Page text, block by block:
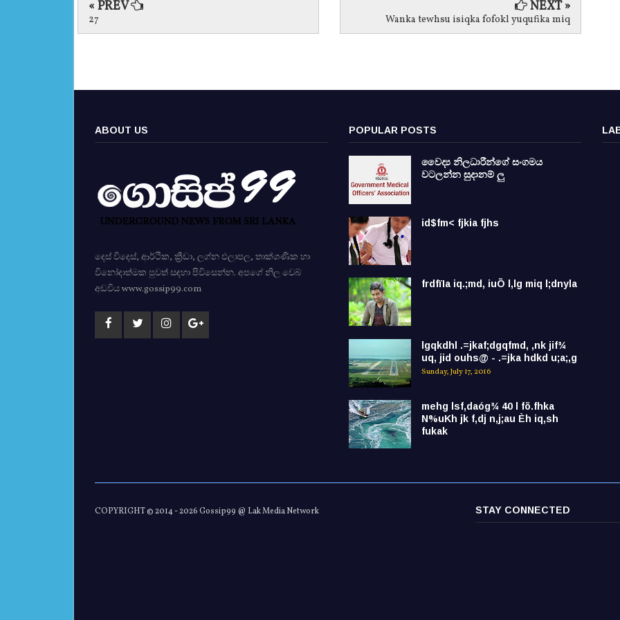
« PREV
27
NEXT »
Wanka tewhsu isiqka fofokl yuqufika miq
ABOUT US
දෙස් විදෙස්, ආර්ථික, ක්‍රීඩා, ලග්න ඵලාපල, තාක්ශණික හා
විනෝදාත්මක පුවත් සඳහා පිවිසෙන්න. අපගේ නිල වෙබ්
අඩවිය www.gossip99.com
POPULAR POSTS
වෛද්‍ය නිලධාරීන්ගේ සංගමය
වටලන්න සුදානම් ලු
id$fm< fjkia fjhs
frdfïIa iq.;md, iuÕ l,lg miq l;dnyla
lgqkdhl .=jkaf;dgqfmd, ,nk jif¾
uq, jid ouhs@ - .=jka hdkd u;a;,g
Sunday, July 17, 2016
mehg lsf,daóg¾ 40 l fõ.fhka
N%uKh jk f,dj n,j;au Èh iq,sh
fukak
COPYRIGHT © 2014 -2026 Gossip99 @ Lak Media Network STAY CONNECTED